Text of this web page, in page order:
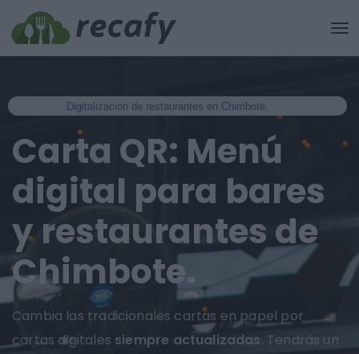
Digitalización de restaurantes en Chimbote.
Carta QR: Menú
digital para bares
y restaurantes de
Chimbote.
Cambia las tradicionales cartas en papel por
cartas digitales siempre actualizadas. Tendrás un